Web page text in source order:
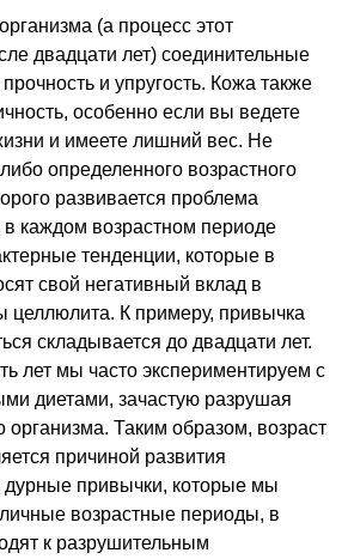
(а процесс этот
двадцати лет) соединительные
и упругость. Кожа также
особенно если вы ведете
и имеете лишний вес. Не
определенного возрастного
развивается проблема
каждом возрастном периоде
тенденции, которые в
свой негативный вклад в
целлюлита. К примеру, привычка
складывается до двадцати лет.
лет мы часто экспериментируем с
диетами, зачастую разрушая
организма. Таким образом, возраст
причиной развития
дурные привычки, которые мы
возрастные периоды, в
к разрушительным